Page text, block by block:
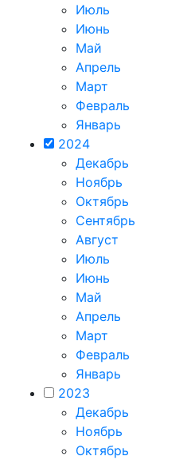
Июль
Июнь
Май
Апрель
Март
Февраль
Январь
2024
Декабрь
Ноябрь
Октябрь
Сентябрь
Август
Июль
Июнь
Май
Апрель
Март
Февраль
Январь
2023
Декабрь
Ноябрь
Октябрь